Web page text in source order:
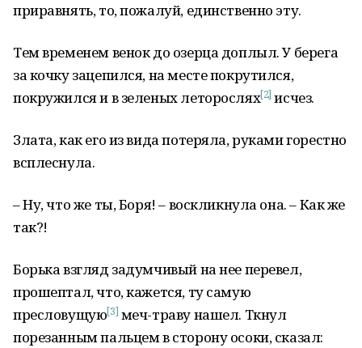
приравнять, то, пожалуй, единственно эту.
Тем временем венок до озерца доплыл. У берега
за кочку зацепился, на месте покрутился,
покружился и в зеленых леторослях[2] исчез.
Злата, как его из вида потеряла, руками горестно
всплеснула.
– Ну, что же ты, Боря! – воскликнула она. – Как же
так?!
Борька взгляд задумчивый на нее перевел,
прошептал, что, кажется, ту самую
пресловущую[3] меч-траву нашел. Ткнул
порезанным пальцем в сторону осоки, сказал: